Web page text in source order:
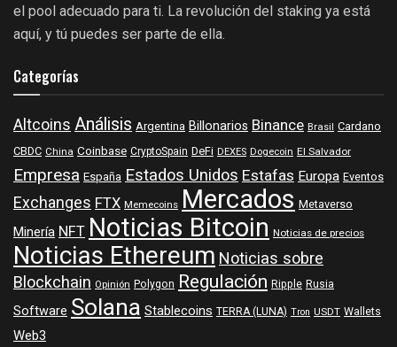
el pool adecuado para ti. La revolución del staking ya está
aquí, y tú puedes ser parte de ella.
Categorías
AltcoinsAnálisis Argentina Billonarios Binance Brasil Cardano
CBDC China Coinbase CryptoSpain DeFi DEXES Dogecoin El Salvador
Empresa España Estados UnidosEstafasEuropa Eventos
ExchangesFTX Memecoins Mercados Metaverso
MineríaNFTNoticias Bitcoin Noticias de precios
Noticias EthereumNoticias sobre
Blockchain Opinión Polygon Regulación Ripple Rusia
Software SolanaStablecoins TERRA (LUNA) Tron USDT Wallets
Web3